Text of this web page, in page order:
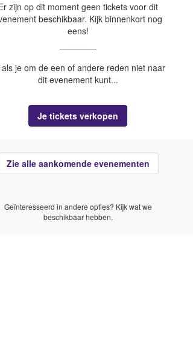
zijn op dit moment geen tickets voor dit
beschikbaar. Kijk binnenkort nog
eens!
je om de een of andere reden niet naar
dit evenement kunt...
Je tickets verkopen
Zie alle aankomende evenementen
Geïnteresseerd in andere opties? Kijk wat we
beschikbaar hebben.